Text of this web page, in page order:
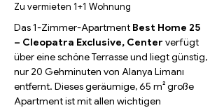
Zu vermieten 1+1 Wohnung
Das 1-Zimmer-Apartment Best Home 25
– Cleopatra Exclusive, Center verfügt
über eine schöne Terrasse und liegt günstig,
nur 20 Gehminuten von Alanya Limanı
entfernt. Dieses geräumige, 65 m² große
Apartment ist mit allen wichtigen